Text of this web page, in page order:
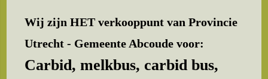
Wij zijn HET verkooppunt van Provincie
Utrecht - Gemeente Abcoude voor:
Carbid, melkbus, carbid bus,